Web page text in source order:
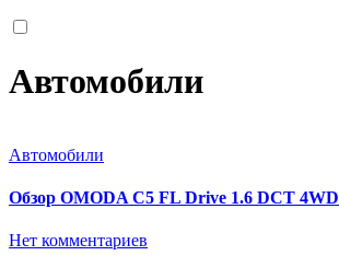
Автомобили
Автомобили
Обзор OMODA C5 FL Drive 1.6 DCT 4WD
Нет комментариев